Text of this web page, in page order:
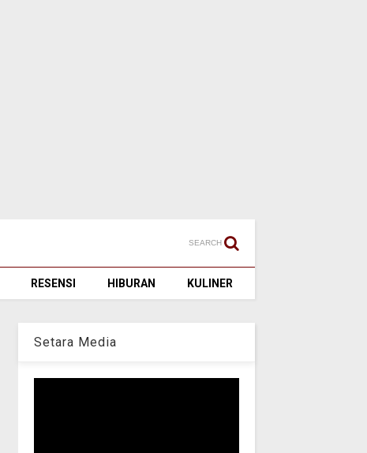
SEARCH
RESENSI HIBURAN KULINER
Setara Media